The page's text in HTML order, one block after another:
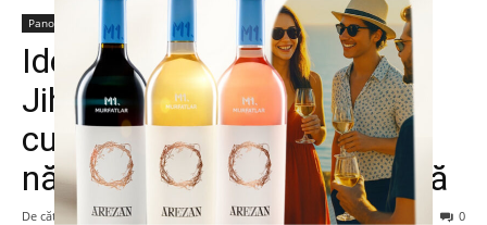
Panorama
Identitatea noului John
Jihadistul, confirmată de
cunoscuți. Interesant: s-a
născut într-o familie hindusă
De către 5 ianuarie 2016 0